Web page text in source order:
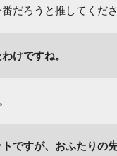
だろうと推してくだ
けですね。
ですが、おふたりの